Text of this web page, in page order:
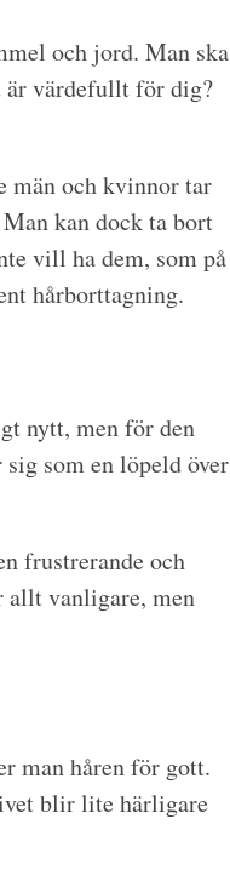
och jord. Man ska
är värdefullt för dig?
män och kvinnor tar
kan dock ta bort
vill ha dem, som på
hårborttagning.
nytt, men för den
som en löpeld över
frustrerande och
allt vanligare, men
man håren för gott.
blir lite härligare